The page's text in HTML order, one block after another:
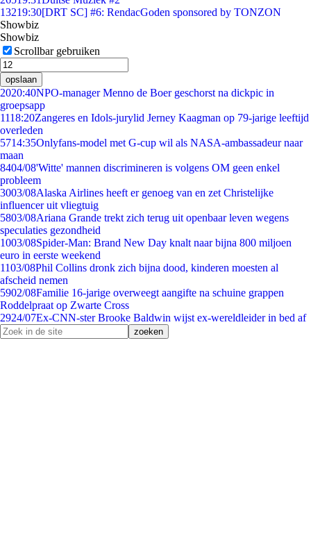
13219:30[DRT SC] #6: RendacGoden sponsored by TONZON
Showbiz
Showbiz
Scrollbar gebruiken
opslaan
2020:40NPO-manager Menno de Boer geschorst na dickpic in
groepsapp
1118:20Zangeres en Idols-jurylid Jerney Kaagman op 79-jarige leeftijd
overleden
5714:35Onlyfans-model met G-cup wil als NASA-ambassadeur naar
maan
8404/08'Witte' mannen discrimineren is volgens OM geen enkel
probleem
3003/08Alaska Airlines heeft er genoeg van en zet Christelijke
influencer uit vliegtuig
5803/08Ariana Grande trekt zich terug uit openbaar leven wegens
speculaties gezondheid
1003/08Spider-Man: Brand New Day knalt naar bijna 800 miljoen
euro in eerste weekend
1103/08Phil Collins dronk zich bijna dood, kinderen moesten al
afscheid nemen
5902/08Familie 16-jarige overweegt aangifte na schuine grappen
Roddelpraat op Zwarte Cross
2924/07Ex-CNN-ster Brooke Baldwin wijst ex-wereldleider in bed af